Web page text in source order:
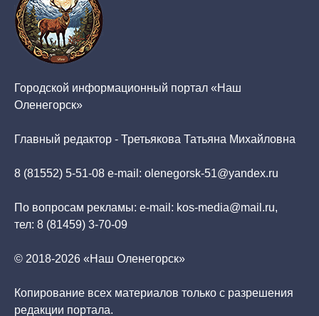
Городской информационный портал «Наш
Оленегорск»
Главный редактор - Третьякова Татьяна Михайловна
8 (81552) 5-51-08 e-mail: olenegorsk-51@yandex.ru
По вопросам рекламы: e-mail: kos-media@mail.ru,
тел: 8 (81459) 3-70-09
© 2018-2026 «Наш Оленегорск»
Копирование всех материалов только с разрешения
редакции портала.